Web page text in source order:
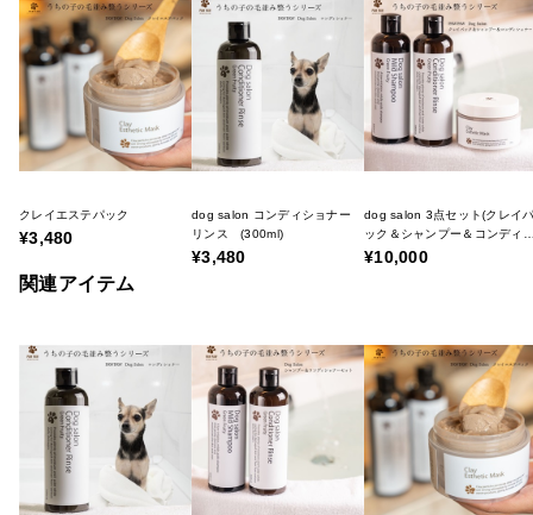
クレイエステパック
¥3,480
dog salon コンディショナー
リンス (300ml)
¥3,480
dog salon 3点セット(クレイ
ック＆シャンプー＆コンディ
ョナーリンス)
¥10,000
関連アイテム